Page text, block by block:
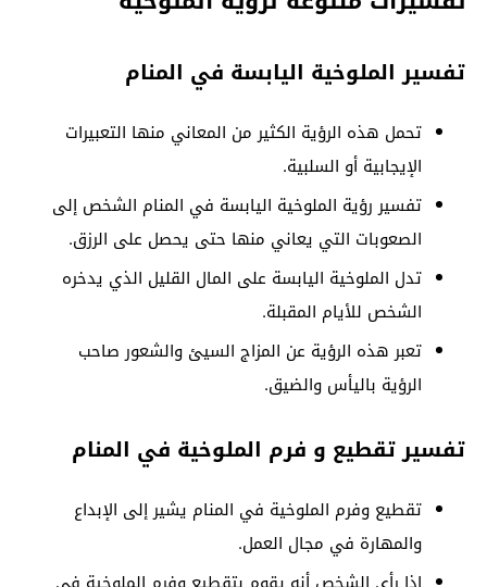
تفسير الملوخية اليابسة في المنام
تحمل هذه الرؤية الكثير من المعاني منها التعبيرات
الإيجابية أو السلبية.
تفسير رؤية الملوخية اليابسة في المنام الشخص إلى
الصعوبات التي يعاني منها حتى يحصل على الرزق.
تدل الملوخية اليابسة على المال القليل الذي يدخره
الشخص للأيام المقبلة.
تعبر هذه الرؤية عن المزاج السيئ والشعور صاحب
الرؤية باليأس والضيق.
تفسير تقطيع و فرم الملوخية في المنام
تقطيع وفرم الملوخية في المنام يشير إلى الإبداع
والمهارة في مجال العمل.